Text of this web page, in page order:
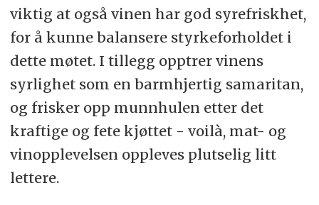
viktig at også vinen har god syrefriskhet,
for å kunne balansere styrkeforholdet i
dette møtet. I tillegg opptrer vinens
syrlighet som en barmhjertig samaritan,
og frisker opp munnhulen etter det
kraftige og fete kjøttet - voilà, mat- og
vinopplevelsen oppleves plutselig litt
lettere.